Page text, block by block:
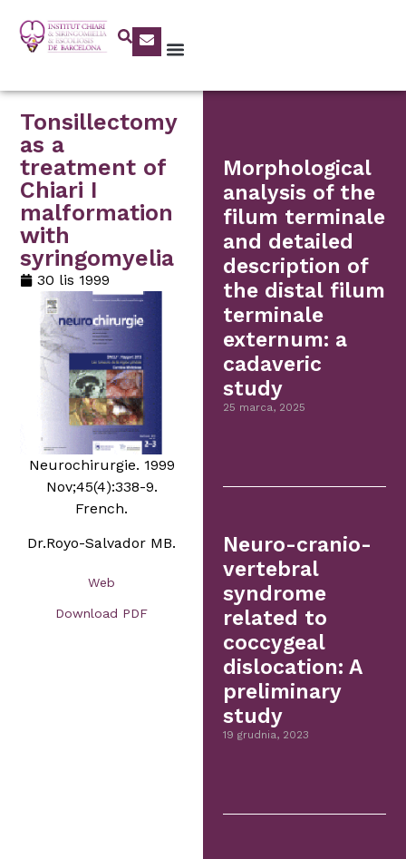
Tonsillectomy
as a
treatment of
Chiari I
malformation
with
syringomyelia
30 lis 1999
Neurochirurgie. 1999
Nov;45(4):338-9.
French.
Dr.Royo-Salvador MB.
Web
Download PDF
Morphological
analysis of the
filum terminale
and detailed
description of
the distal filum
terminale
externum: a
cadaveric
study
25 marca, 2025
Neuro-cranio-
vertebral
syndrome
related to
coccygeal
dislocation: A
preliminary
study
19 grudnia, 2023